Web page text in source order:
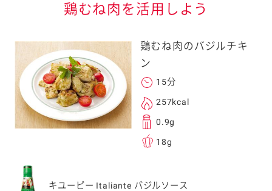
する事ができ
鶏むね肉を活用しよう
鶏むね肉のバジルチキ
ン
15分
257kcal
0.9g
18g
キユーピー Italiante バジルソース